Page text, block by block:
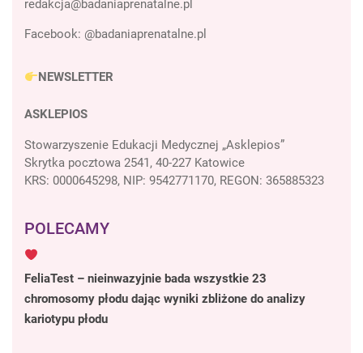
Facebook: @badaniaprenatalne.pl
NEWSLETTER
ASKLEPIOS
Stowarzyszenie Edukacji Medycznej „Asklepios”
Skrytka pocztowa 2541, 40-227 Katowice
KRS: 0000645298, NIP: 9542771170, REGON: 365885323
POLECAMY
FeliaTest – nieinwazyjnie bada wszystkie 23
chromosomy płodu dając wyniki zbliżone do analizy
kariotypu płodu